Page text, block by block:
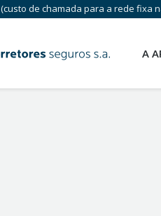
(custo de chamada para a rede fixa
A